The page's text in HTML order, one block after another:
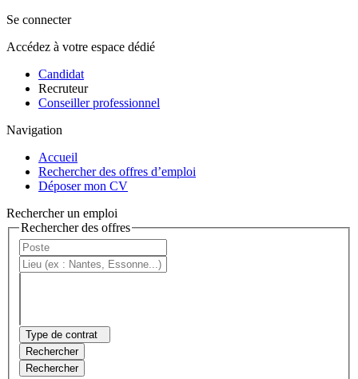
Se connecter
Accédez à votre espace dédié
Candidat
Recruteur
Conseiller professionnel
Navigation
Accueil
Rechercher des offres d’emploi
Déposer mon CV
Rechercher un emploi
Rechercher des offres
Type de contrat
Rechercher
Rechercher